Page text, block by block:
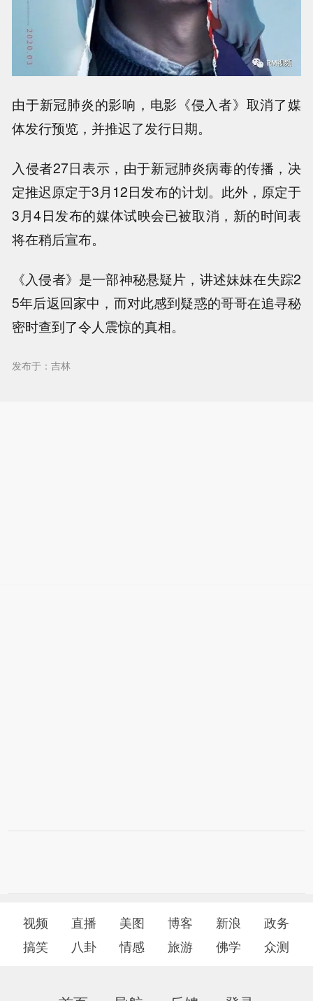
由于新冠肺炎的影响，电影《侵入者》取消了媒
体发行预览，并推迟了发行日期。
入侵者27日表示，由于新冠肺炎病毒的传播，决
定推迟原定于3月12日发布的计划。此外，原定于
3月4日发布的媒体试映会已被取消，新的时间表
将在稍后宣布。
《入侵者》是一部神秘悬疑片，讲述妹妹在失踪2
5年后返回家中，而对此感到疑惑的哥哥在追寻秘
密时查到了令人震惊的真相。
发布于：吉林
视频 直播 美图 博客 新浪
政务
搞笑
八卦 情感 旅游 佛学 众测